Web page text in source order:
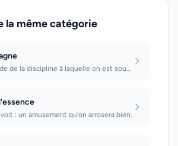
la même catégorie
On s'évade de la discipline à laquelle on est soumis; souvent interprétation sex...
: un amusement qu'on arrosera bien.